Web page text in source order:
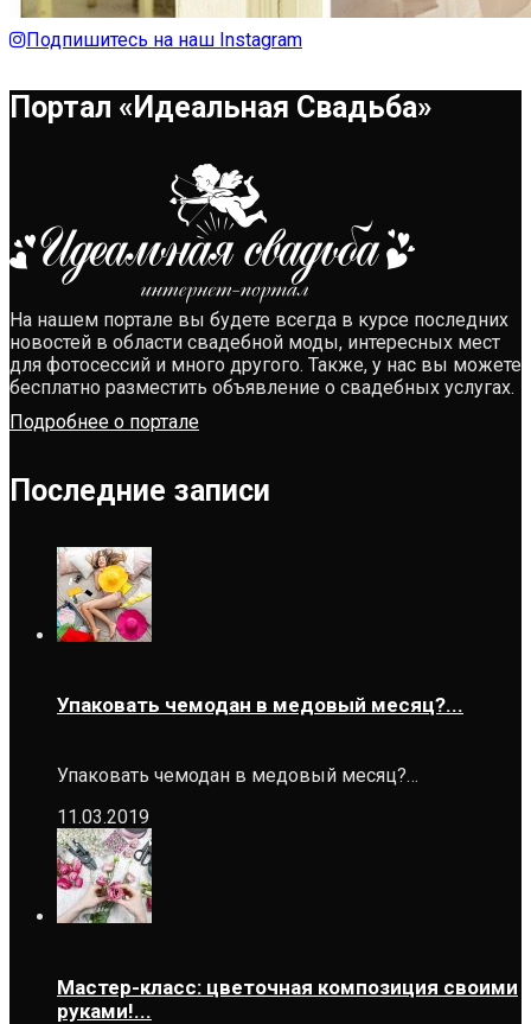
Подпишитесь на наш Instagram
Портал «Идеальная Свадьба»
На нашем портале вы будете всегда в курсе последних
новостей в области свадебной моды, интересных мест
для фотосессий и много другого. Также, у нас вы можете
бесплатно разместить объявление о свадебных услугах.
Подробнее о портале
Последние записи
Упаковать чемодан в медовый месяц?...
Упаковать чемодан в медовый месяц?…
11.03.2019
Мастер-класс: цветочная композиция своими
руками!...